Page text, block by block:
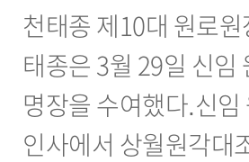
천태종 제10대 원로
태종은 3월 29일 신임
명장을 수여했다.신
인사에서 상월원각대